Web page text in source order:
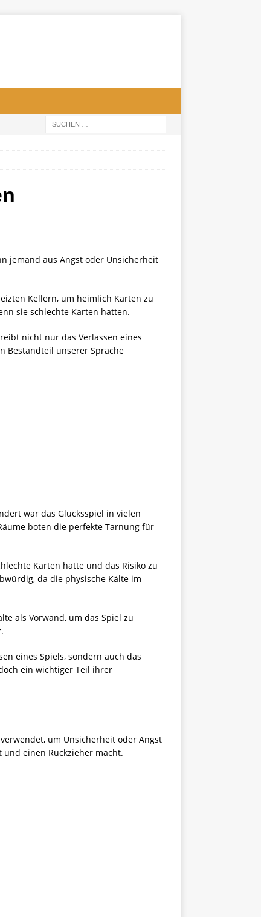
jemand aus Angst oder Unsicherheit
Kellern, um heimlich Karten zu
sie schlechte Karten hatten.
nicht nur das Verlassen eines
Bestandteil unserer Sprache
war das Glücksspiel in vielen
boten die perfekte Tarnung für
Karten hatte und das Risiko zu
da die physische Kälte im
als Vorwand, um das Spiel zu
eines Spiels, sondern auch das
ein wichtiger Teil ihrer
um Unsicherheit oder Angst
einen Rückzieher macht.